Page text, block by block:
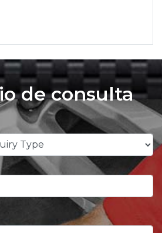
de consulta